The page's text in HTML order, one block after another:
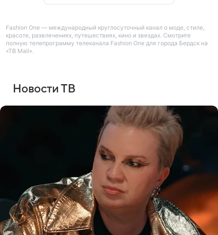
Fashion One — международный круглосуточный канал о моде, стиле,
красоте, развлечениях, путешествиях, кино и звездах. Смотрите
полную телепрограмму телеканала Fashion One для города Бердск на
«ТВ Mail».
Новости ТВ